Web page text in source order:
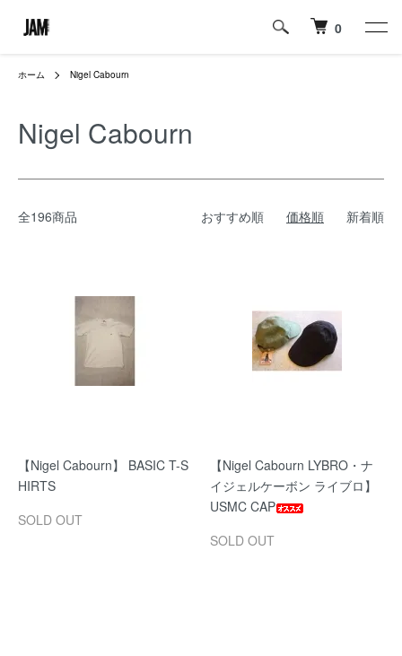
0
ホーム Nigel Cabourn
Nigel Cabourn
全196商品 おすすめ順 価格順 新着順
【Nigel Cabourn】 BASIC T-S
HIRTS
SOLD OUT
【Nigel Cabourn LYBRO・ナ
イジェルケーボン ライブロ】
USMC CAP
SOLD OUT